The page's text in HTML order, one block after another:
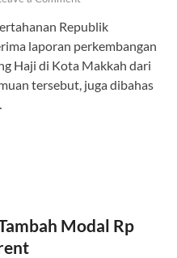
Republik
laporan perkembangan
Haji di Kota Makkah dari
tersebut, juga dibahas
Modal Rp